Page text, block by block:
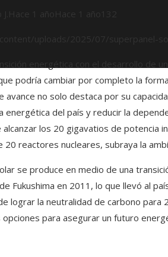
Hace 1 año Hace 1 año
energética con el desarrollo de
podría cambiar por completo la
no solo destaca por su
energética del país y reducir la
los 20 gigavatios de potencia
20 reactores nucleares, subraya la
se produce en medio de una
Fukushima en 2011, lo que llevó al
lograr la neutralidad de carbono para
para asegurar un futuro